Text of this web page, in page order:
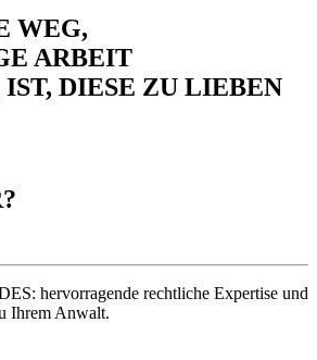
WEG,
ARBEIT
DIESE ZU LIEBEN
hervorragende rechtliche Expertise und
Ihrem Anwalt.